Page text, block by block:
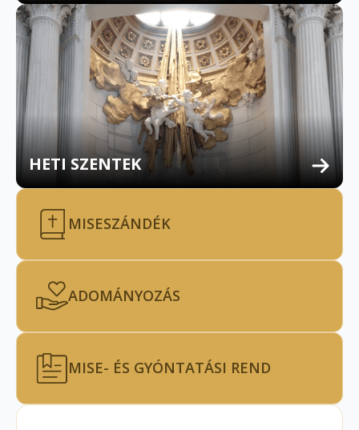
HETI SZENTEK
MISESZÁNDÉK
ADOMÁNYOZÁS
MISE- ÉS GYÓNTATÁSI REND